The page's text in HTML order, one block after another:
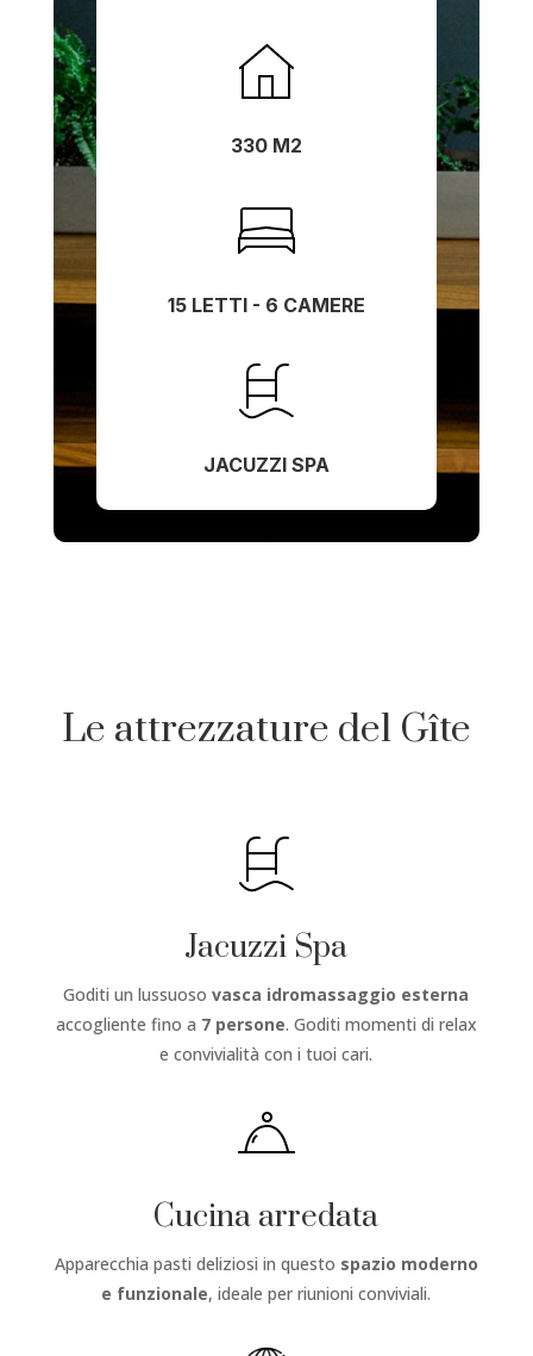
330 M2
15 LETTI - 6 CAMERE
JACUZZI SPA
Le attrezzature del Gîte
Jacuzzi Spa
Goditi un lussuosovasca idromassaggio esterna
accogliente fino a 7 persone. Goditi momenti di relax
e convivialità con i tuoi cari.
Cucina arredata
Apparecchia pasti deliziosi in questo spazio moderno
e funzionale, ideale per riunioni conviviali.